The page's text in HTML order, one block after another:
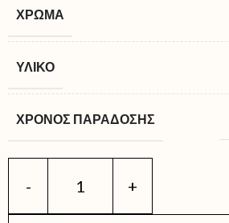
ΧΡΏΜΑ
ΥΛΙΚΌ
ΧΡΌΝΟΣ ΠΑΡΆΔΟΣΗΣ